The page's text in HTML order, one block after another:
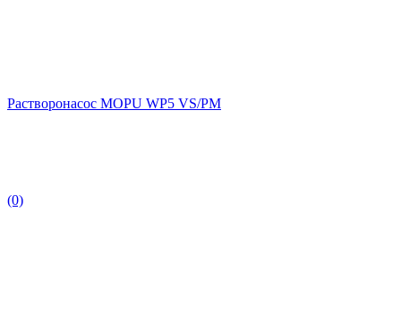
Растворонасос MOPU WP5 VS/PM
(0)